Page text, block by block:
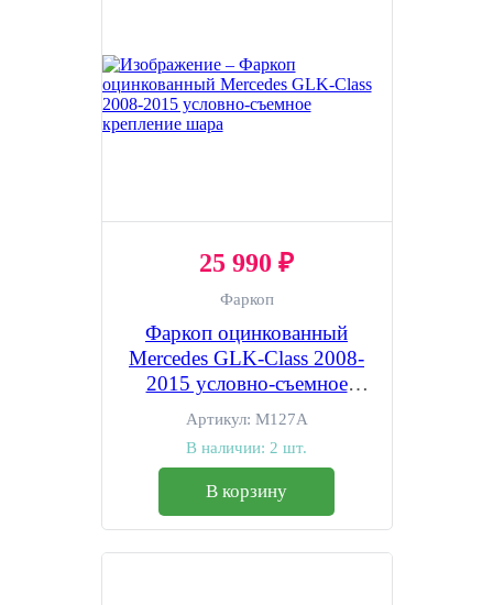
25 990 ₽
Фаркоп
Фаркоп оцинкованный
Mercedes GLK-Class 2008-
2015 условно-съемное
крепление шара
Артикул: M127A
В наличии: 2 шт.
В корзину